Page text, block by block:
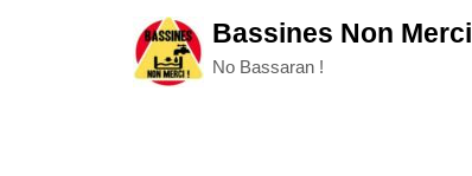
Bassines Non Merci
No Bassaran !